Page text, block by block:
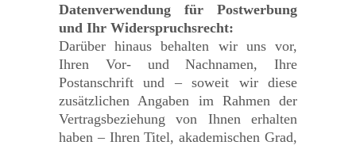
Datenverwendung für Postwerbung
und Ihr Widerspruchsrecht:
Darüber hinaus behalten wir uns vor,
Ihren Vor- und Nachnamen, Ihre
Postanschrift und – soweit wir diese
zusätzlichen Angaben im Rahmen der
Vertragsbeziehung von Ihnen erhalten
haben – Ihren Titel, akademischen Grad,